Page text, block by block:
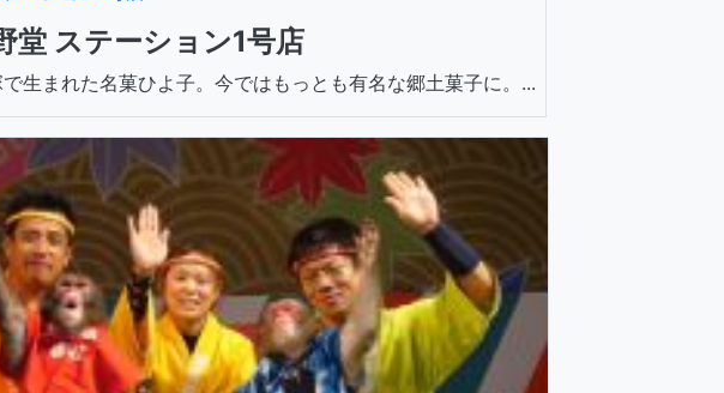
堂 ステーション1号店
生まれた名菓ひよ子。今ではもっとも有名な郷土菓子に。...